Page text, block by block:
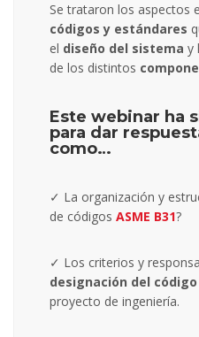
Se trataron los aspectos
códigos y estándares
el diseño del sistema y
de los distintos
Este webinar ha
para dar
como…
✓ La organización y
de códigos ASME B31?
✓ Los criterios y
designación del
proyecto de ingeniería.